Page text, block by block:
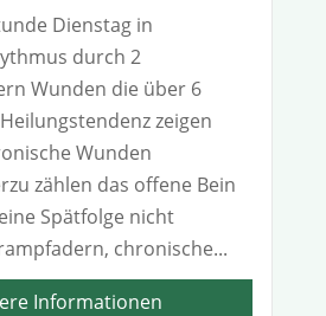
Dienstag in
durch 2
Wunden die über 6
zeigen
Wunden
zählen das offene Bein
Spätfolge nicht
chronische...
Informationen